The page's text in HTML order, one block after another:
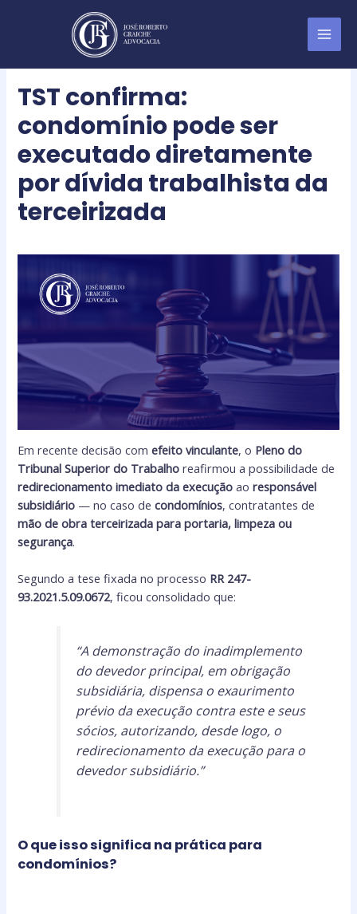
TST confirma:
condomínio pode ser
executado diretamente
por dívida trabalhista da
terceirizada
Em recente decisão comefeito vinculante, o Pleno do
Tribunal Superior do Trabalho reafirmou a possibilidade de
redirecionamento imediato da execução aoresponsável
subsidiário — no caso decondomínios, contratantes de
mão de obra terceirizada para portaria, limpeza ou
segurança.
Segundo a tese fixada no processo RR 247-
93.2021.5.09.0672, ficou consolidado que:
“A demonstração do inadimplemento
do devedor principal, em obrigação
subsidiária, dispensa o exaurimento
prévio da execução contra este e seus
sócios, autorizando, desde logo, o
redirecionamento da execução para o
devedor subsidiário.”
O que isso significa na prática para
condomínios?